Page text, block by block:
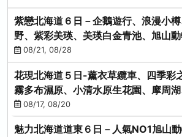
紫戀北海道６日－企鵝遊行、浪漫小
野、紫彩美瑛、美瑛白金青池、旭山
轉塔08/21, 08/28
花現北海道５日-薰衣草纜車、四季彩
霧多布濕原、小清水原生花園、摩周
泉SPA、螃蟹吃到飽
08/17, 08/20
魅力北海道道東６日－人氣NO1旭山